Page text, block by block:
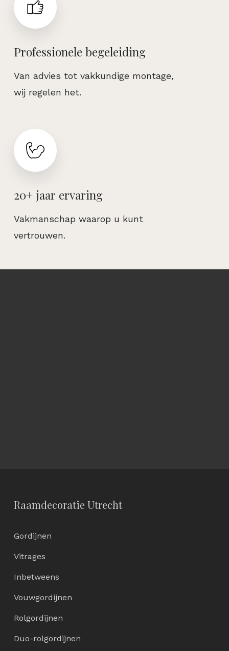
Professionele begeleiding
Van advies tot vakkundige montage,
wij regelen het.
20+ jaar ervaring
Vakmanschap waarop u kunt
vertrouwen.
Raamdecoratie Utrecht
Gordijnen
Vitrages
Inbetweens
Vouwgordijnen
Rolgordijnen
Duo-rolgordijnen